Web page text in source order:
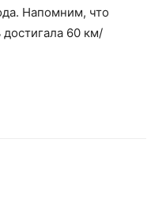
Напомним, что
60 км/